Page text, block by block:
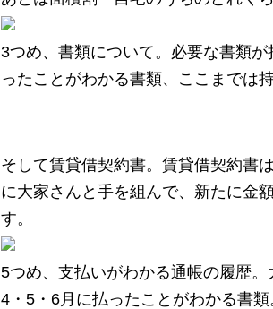
3つめ、書類について。必要な書類
ったことがわかる書類、ここまでは
そして賃貸借契約書。賃貸借契約書
に大家さんと手を組んで、新たに金
す。
5つめ、支払いがわかる通帳の履歴
4・5・6月に払ったことがわかる書